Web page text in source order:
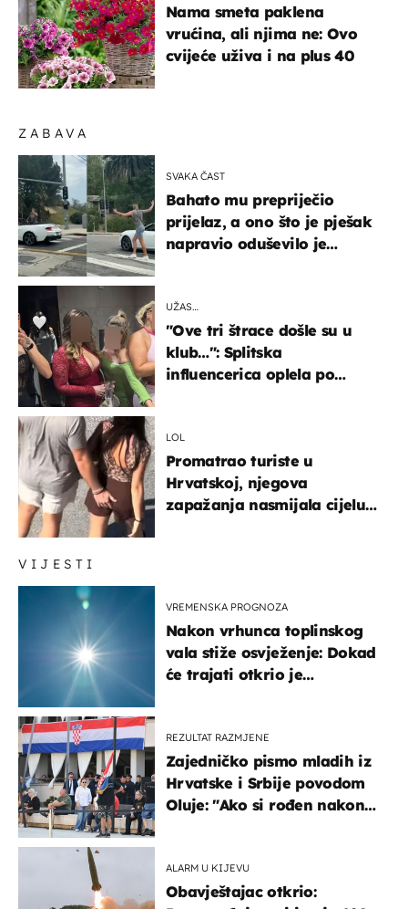
VIJESTI
VREMENSKA PROGNOZA
Nakon vrhunca toplinskog
vala stiže osvježenje: Dokad
će trajati otkrio je
REZULTAT RAZMJENE
Zajedničko pismo mladih iz
Hrvatske i Srbije povodom
Oluje: "Ako si rođen nakon
ALARM U KIJEVU
Obavještajac otkrio:
ZABAVA
SVAKA ČAST
Bahato mu prepriječio
prijelaz, a ono što je pješak
napravio oduševilo je
UŽAS…
"Ove tri štrace došle su u
klub…": Splitska
influencerica oplela po
LOL
Promatrao turiste u
Hrvatskoj, njegova
zapažanja nasmijala cijelu
Nama smeta paklena
vrućina, ali njima ne: Ovo
cvijeće uživa i na plus 40